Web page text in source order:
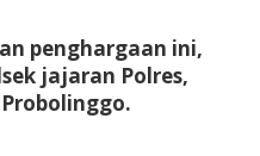
penghargaan ini,
jajaran Polres,